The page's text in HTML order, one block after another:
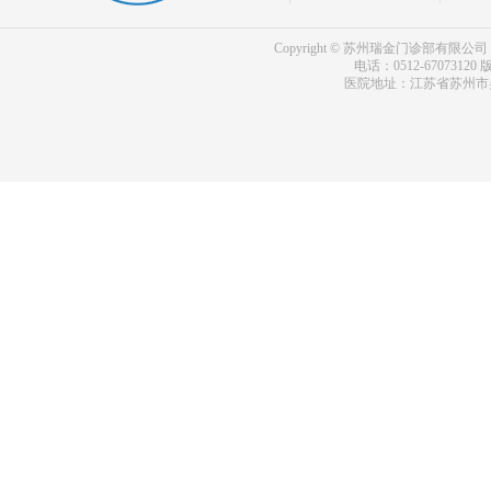
Copyright © 苏州瑞金门诊部有限公司
电话：0512-67073120
医院地址：江苏省苏州